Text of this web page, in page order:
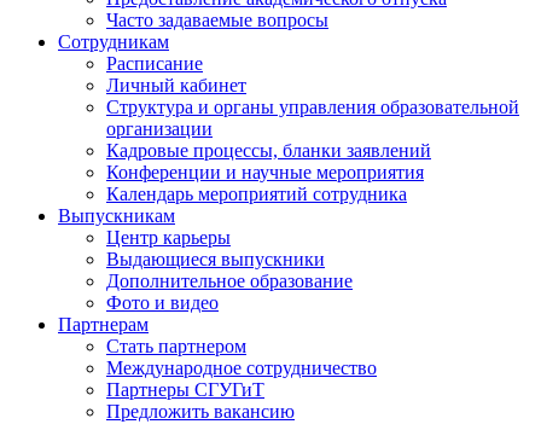
Часто задаваемые вопросы
Сотрудникам
Расписание
Личный кабинет
Структура и органы управления образовательной
организации
Кадровые процессы, бланки заявлений
Конференции и научные мероприятия
Календарь мероприятий сотрудника
Выпускникам
Центр карьеры
Выдающиеся выпускники
Дополнительное образование
Фото и видео
Партнерам
Стать партнером
Международное сотрудничество
Партнеры СГУГиТ
Предложить вакансию